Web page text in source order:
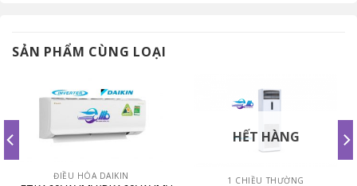
SẢN PHẨM CÙNG LOẠI
ĐIỀU HÒA DAIKIN
HẾT HÀNG
1 CHIỀU THƯỜNG